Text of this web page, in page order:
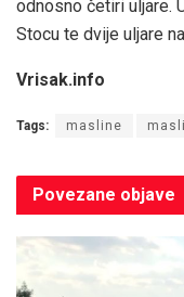
odnosno četiri uljare.
Stocu te dvije uljare
Vrisak.info
Tags: masline
Povezane objave